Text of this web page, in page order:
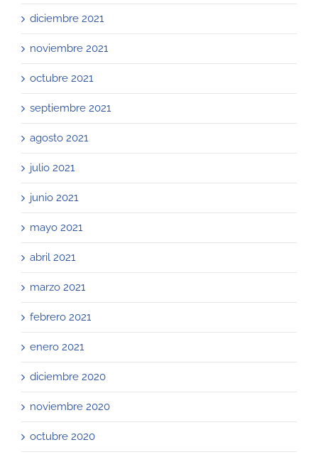
diciembre 2021
noviembre 2021
octubre 2021
septiembre 2021
agosto 2021
julio 2021
junio 2021
mayo 2021
abril 2021
marzo 2021
febrero 2021
enero 2021
diciembre 2020
noviembre 2020
octubre 2020